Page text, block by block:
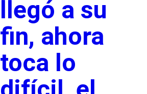
llegó a su
fin, ahora
toca lo